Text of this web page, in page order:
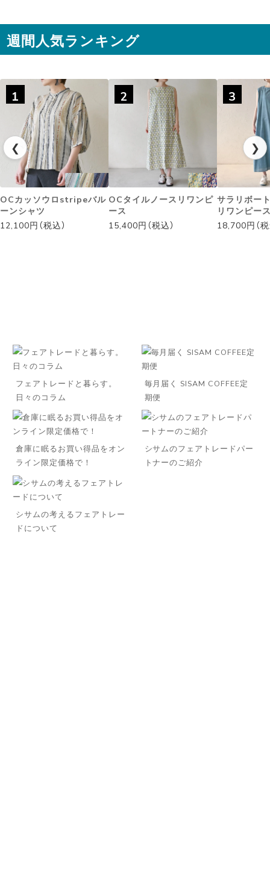
週間人気ランキング
❮
1
OCカッソウロstripeバル
ーンシャツ
12,100円（税込）
2
OCタイルノースリワンピ
ース
15,400円（税込）
3
サラリボー
リワンピー
18,700円（税
❯
フェアトレードと暮らす。
日々のコラム
毎月届く SISAM COFFEE定
期便
倉庫に眠るお買い得品をオン
ライン限定価格で！
シサムのフェアトレードパー
トナーのご紹介
シサムの考えるフェアトレー
ドについて